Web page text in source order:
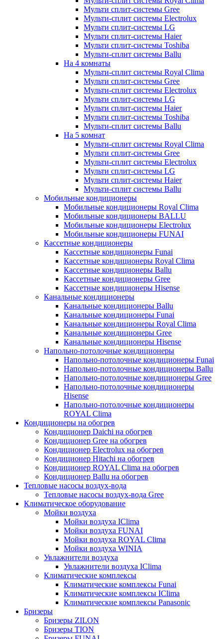
Мульти сплит-системы Gree
Мульти-сплит системы Electrolux
Мульти сплит-системы LG
Мульти сплит-системы Haier
Мульти сплит-системы Toshiba
Мульти-сплит системы Ballu
На 4 комнаты
Мульти-сплит системы Royal Clima
Мульти сплит-системы Gree
Мульти-сплит системы Electrolux
Мульти сплит-системы LG
Мульти сплит-системы Haier
Мульти сплит-системы Toshiba
Мульти-сплит системы Ballu
На 5 комнат
Мульти-сплит системы Royal Clima
Мульти сплит-системы Gree
Мульти-сплит системы Electrolux
Мульти сплит-системы LG
Мульти сплит-системы Haier
Мульти-сплит системы Ballu
Мобильные кондиционеры
Мобильные кондиционеры Royal Clima
Мобильные кондиционеры BALLU
Мобильные кондиционеры Electrolux
Мобильные кондиционеры FUNAI
Кассетные кондиционеры
Кассетные кондиционеры Funai
Кассетные кондиционеры Royal Clima
Кассетные кондиционеры Ballu
Кассетные кондиционеры Gree
Кассетные кондиционеры Hisense
Канальные кондиционеры
Канальные кондиционеры Ballu
Канальные кондиционеры Funai
Канальные кондиционеры Royal Clima
Канальные кондиционеры Gree
Канальные кондиционеры Hisense
Напольно-потолочные кондиционеры
Напольно-потолочные кондиционеры Funai
Напольно-потолочные кондиционеры Ballu
Напольно-потолочные кондиционеры Gree
Напольно-потолочные кондиционеры
Hisense
Напольно-потолочные кондиционеры
ROYAL Clima
Кондиционеры на обогрев
Кондиционер Daichi на обогрев
Кондиционер Gree на обогрев
Кондиционер Electrolux на обогрев
Кондиционер Hitachi на обогрев
Кондиционер ROYAL Clima на обогрев
Кондиционер Ballu на обогрев
Тепловые насосы воздух-вода
Тепловые насосы воздух-вода Gree
Климатическое оборудование
Мойки воздуха
Мойки воздуха IClima
Мойки воздуха FUNAI
Мойки воздуха ROYAL Clima
Мойки воздуха WINIA
Увлажнители воздуха
Увлажнители воздуха IClima
Климатические комплексы
Климатические комплексы Funai
Климатические комплексы IClima
Климатические комплексы Panasonic
Бризеры
Бризеры ZILON
Бризеры TION